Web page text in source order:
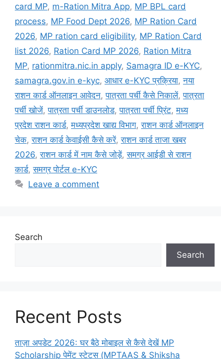
card MP, m-Ration Mitra App, MP BPL card
process, MP Food Dept 2026, MP Ration Card
2026, MP ration card eligibility, MP Ration Card
list 2026, Ration Card MP 2026, Ration Mitra
MP, rationmitra.nic.in apply, Samagra ID e-KYC,
samagra.gov.in e-kyc, आधार e-KYC प्रक्रिया,नया
राशन कार्ड ऑनलाइन आवेदन,पात्रता पर्ची कैसे निकालें,पात्रता
पर्ची खोजें,पात्रता पर्ची डाउनलोड,पात्रता पर्ची प्रिंट,मध्य
प्रदेश राशन कार्ड,मध्यप्रदेश खाद्य विभाग,राशन कार्ड ऑनलाइन
चेक,राशन कार्ड केवाईसी कैसे करें,राशन कार्ड ताजा खबर
2026,राशन कार्ड में नाम कैसे जोड़ें,समग्र आईडी से राशन
कार्ड,समग्र पोर्टल e-KYC
Leave a comment
Search
Search
Recent Posts
ताज़ा अपडेट 2026: घर बैठे मोबाइल से कैसे देखें MP
Scholarship पेमेंट स्टेटस (MPTAAS & Shiksha